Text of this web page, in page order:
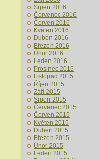
Srpen 2016
Červenec 2016
Červen 2016
Květen 2016
Duben 2016
Březen 2016
Únor 2016
Leden 2016
Prosinec 2015
Listopad 2015
Říjen 2015
Září 2015
Srpen 2015
Červenec 2015
Červen 2015
Květen 2015
Duben 2015
Březen 2015
Únor 2015
Leden 2015